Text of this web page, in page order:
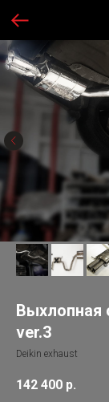
Выхлопная
ver.3
Deikin exhaust
142 400 р.